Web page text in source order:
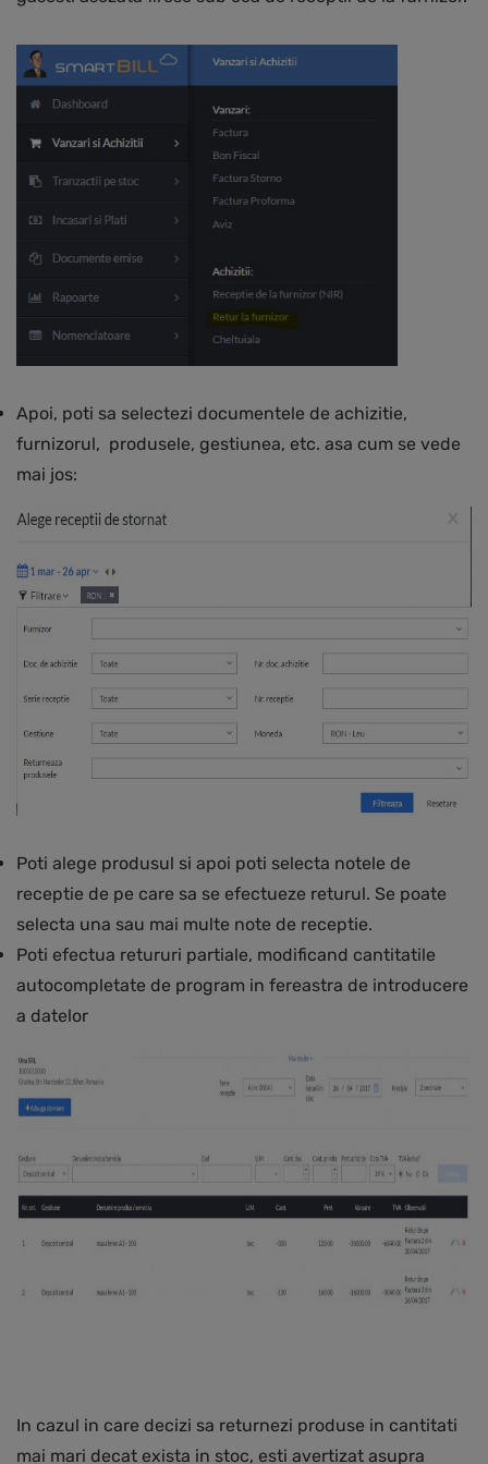
Apoi, poti sa selectezi documentele de achizitie,
furnizorul, produsele, gestiunea, etc. asa cum se vede
mai jos:
Poti alege produsul si apoi poti selecta notele de
receptie de pe care sa se efectueze returul. Se poate
selecta una sau mai multe note de receptie.
Poti efectua retururi partiale, modificand cantitatile
autocompletate de program in fereastra de introducere
a datelor
In cazul in care decizi sa returnezi produse in cantitati
mai mari decat exista in stoc, esti avertizat asupra